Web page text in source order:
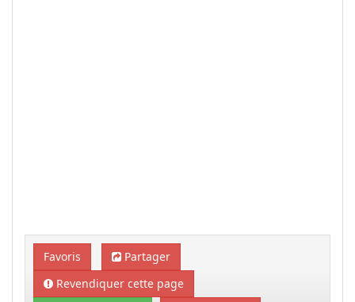
Favoris
Partager
Revendiquer cette page